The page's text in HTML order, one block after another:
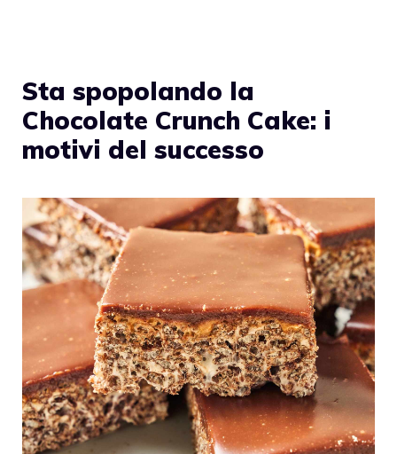
Sta spopolando la
Chocolate Crunch Cake: i
motivi del successo